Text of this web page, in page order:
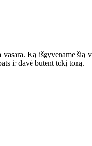
Ką išgyvename
ir davė būtent tokį toną.